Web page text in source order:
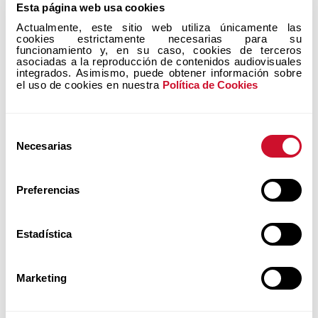
Esta página web usa cookies
Actualmente, este sitio web utiliza únicamente las
cookies estrictamente necesarias para su
funcionamiento y, en su caso, cookies de terceros
asociadas a la reproducción de contenidos audiovisuales
integrados. Asimismo, puede obtener información sobre
el uso de cookies en nuestra Política de Cookies
Necesarias
Preferencias
Estadística
Marketing
Rebeca Barba
Es conferencista internacional reconocida sobre
la Teología del Cuerpo, el Amor y la Sexualidad.
Le gusta dar conferencias, cursos y retiros a
personas hispanoparlantes de manera presencial
CATEQUESIS JUAN PABLO II
IR